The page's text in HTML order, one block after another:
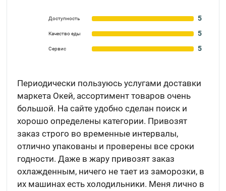
Доступность 5
Качество еды 5
Сервис 5
Периодически пользуюсь услугами доставки
маркета Окей, ассортимент товаров очень
большой. На сайте удобно сделан поиск и
хорошо определены категории. Привозят
заказ строго во временные интервалы,
отлично упакованы и проверены все сроки
годности. Даже в жару привозят заказ
охлажденным, ничего не тает из заморозки, в
их машинах есть холодильники. Меня лично в